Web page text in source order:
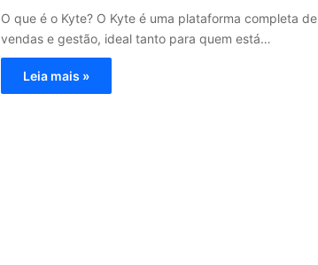
O que é o Kyte? O Kyte é uma plataforma completa de
vendas e gestão, ideal tanto para quem está…
Leia mais »